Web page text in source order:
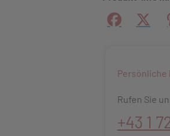
Facebook
X
Persönliche
Rufen Sie
+43 1